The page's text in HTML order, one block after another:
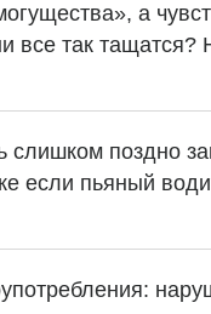
а
все так тащатся?
слишком поздно
если пьяный